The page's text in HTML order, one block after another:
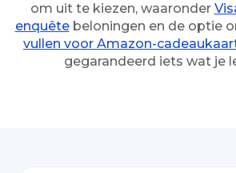
om uit te kiezen, waaronder
enquêtebeloningen en de optie
vullen voor Amazon-
gegarandeerd iets wat je